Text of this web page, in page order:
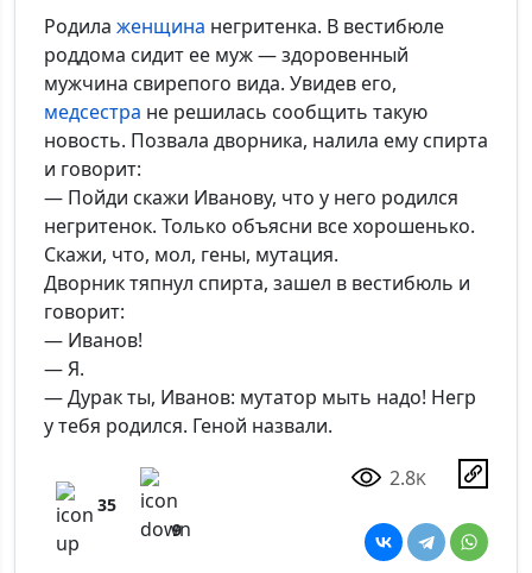
Родила женщина негритенка. В вестибюле
роддома сидит ее муж — здоровенный
мужчина свирепого вида. Увидев его,
медсестра не решилась сообщить такую
новость. Позвала дворника, налила ему спирта
и говорит:
— Пойди скажи Иванову, что у него родился
негритенок. Только объясни все хорошенько.
Скажи, что, мол, гены, мутация.
Дворник тяпнул спирта, зашел в вестибюль и
говорит:
— Иванов!
— Я.
— Дурак ты, Иванов: мутатор мыть надо! Негр
у тебя родился. Геной назвали.
35
9
2.8K